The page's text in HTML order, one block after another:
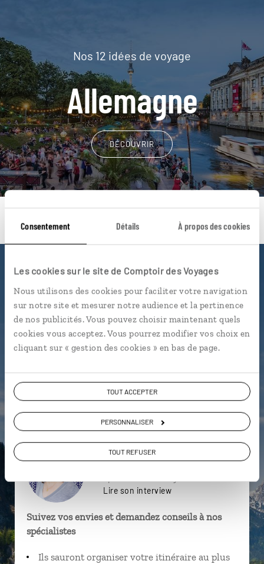
Consentement Détails À propos des cookies
Les cookies sur le site de Comptoir des Voyages
Nous utilisons des cookies pour faciliter votre navigation
sur notre site et mesurer notre audience et la pertinence
de nos publicités. Vous pouvez choisir maintenant quels
cookies vous acceptez. Vous pourrez modifier vos choix en
cliquant sur « gestion des cookies » en bas de page.
TOUT ACCEPTER
PERSONNALISER
TOUT REFUSER
Nos 12 idées de voyage
Allemagne
DÉCOUVRIR
Une envie de voyage
particulière ?
Bière Bohême Cesky Krumlov Bastei
Karine,
Lire son interview
Suivez vos envies et demandez conseils à nos
spécialistes
Ils sauront organiser votre itinéraire au plus